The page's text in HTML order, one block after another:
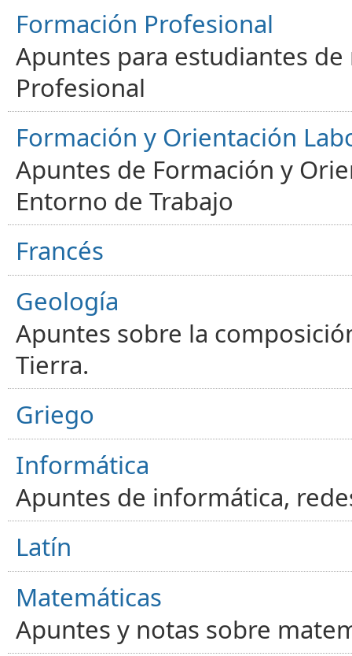
Formación Profesional
Apuntes para estudiantes
Profesional
Formación y Orientación
Apuntes de Formación y
Entorno de Trabajo
Francés
Geología
Apuntes sobre la
Tierra.
Griego
Informática
Apuntes de informática,
Latín
Matemáticas
Apuntes y notas sobre